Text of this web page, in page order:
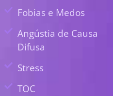
Fobias e Medos
Angústia de Causa
Difusa
Stress
TOC